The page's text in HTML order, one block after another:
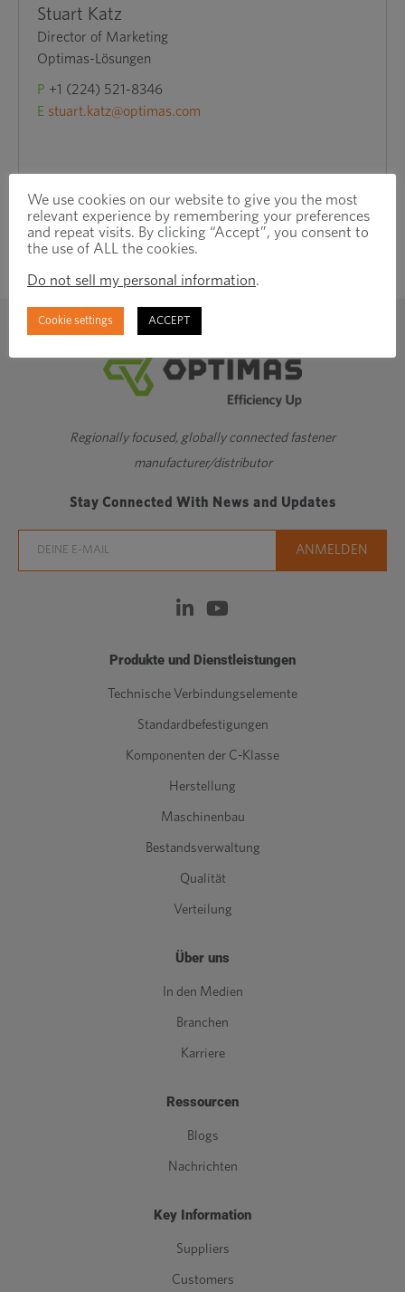
Stuart Katz
Director of Marketing
Optimas-Lösungen
P +1 (224) 521-8346
E stuart.katz@optimas.com
Regionally focused, globally connected fastener
manufacturer/distributor
Stay Connected With News and Updates
Produkte und Dienstleistungen
Technische Verbindungselemente
Standardbefestigungen
Komponenten der C-Klasse
Herstellung
Maschinenbau
Bestandsverwaltung
Qualität
Verteilung
Über uns
In den Medien
Branchen
Karriere
Ressourcen
Blogs
Nachrichten
Key Information
Suppliers
Customers
We use cookies on our website to give you the most
relevant experience by remembering your preferences
and repeat visits. By clicking “Accept”, you consent to
the use of ALL the cookies.
Do not sell my personal information.
Cookie settings ACCEPT